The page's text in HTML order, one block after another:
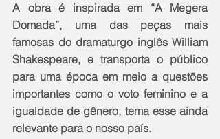
A obra é inspirada em “A Megera
Domada”, uma das peças mais
famosas do dramaturgo inglês William
Shakespeare, e transporta o público
para uma época em meio a questões
importantes como o voto feminino e a
igualdade de gênero, tema esse ainda
relevante para o nosso país.